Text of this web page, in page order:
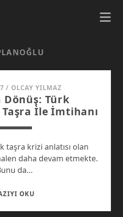
/ OLCAY YILMAZ
Dönüş: Türk
Taşra İle İmtihanı
taşra krizi anlatısı olan
daha devam etmekte.
da…
OKU